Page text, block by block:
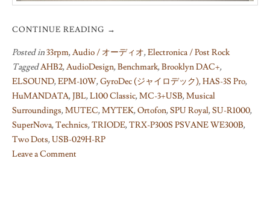
CONTINUE READING →
Posted in33rpm,Audio / オーディオ,Electronica / Post Rock
TaggedAHB2,AudioDesign,Benchmark,Brooklyn DAC+,
ELSOUND,EPM-10W,GyroDec (ジャイロデック),HAS-3S Pro,
HuMANDATA,JBL,L100 Classic,MC-3+USB,Musical
Surroundings,MUTEC,MYTEK,Ortofon,SPU Royal,SU-R1000,
SuperNova,Technics,TRIODE,TRX-P300S PSVANE WE300B,
Two Dots,USB-029H-RP
Leave a Comment